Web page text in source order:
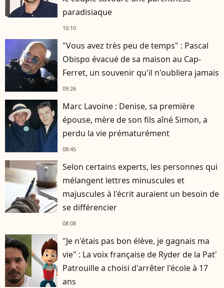
paradisiaque
10:10
"Vous avez très peu de temps" : Pascal
Obispo évacué de sa maison au Cap-
Ferret, un souvenir qu'il n'oubliera jamais
09:26
Marc Lavoine : Denise, sa première
épouse, mère de son fils aîné Simon, a
perdu la vie prématurément
08:45
Selon certains experts, les personnes qui
mélangent lettres minuscules et
majuscules à l'écrit auraient un besoin de
se différencier
08:08
"Je n'étais pas bon élève, je gagnais ma
vie" : La voix française de Ryder de la Pat'
Patrouille a choisi d'arrêter l'école à 17
ans